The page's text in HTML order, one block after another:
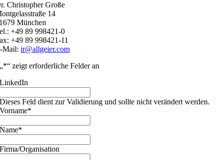
Christopher Große
14
München
+49 89 998421-0
+49 89 998421-11
Mail:ir@allgeier.com
„*“ zeigt erforderliche Felder an
LinkedIn
Dieses Feld dient zur Validierung und sollte nicht verändert werden.
Vorname*
Name*
Firma/Organisation